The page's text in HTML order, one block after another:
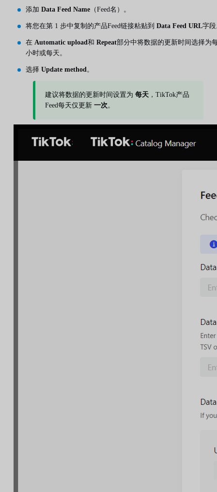
添加 Data Feed Name （Feed名）。
将您在第 1 步中复制的产品Feed链接粘贴到 Data Feed URL字
在 Automatic upload和 Repeat部分中将数据的更新时间选择为
小时或每天。
选择 Update method。
建议将数据的更新时间设置为 每天 ，TikTok产品
Feed每天仅更新 一次。